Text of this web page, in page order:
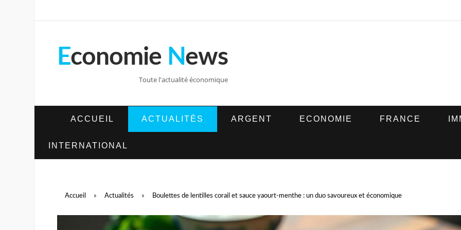
Economie News
Toute l'actualité économique
ACCUEIL ACTUALITÉS ARGENT ECONOMIE FRANCE
INTERNATIONAL
Accueil » Actualités » Boulettes de lentilles corail et sauce yaourt-menthe : un duo savoureux et économique